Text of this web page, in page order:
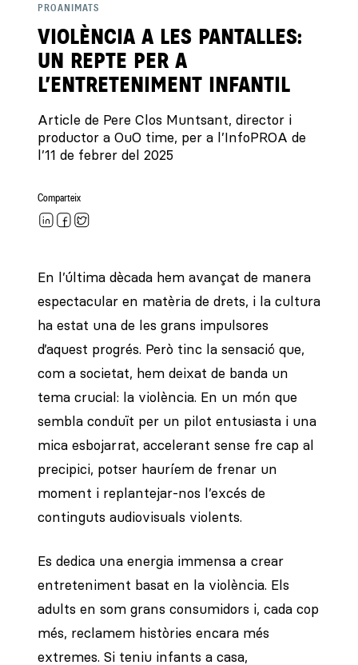
PROANIMATS
VIOLÈNCIA A LES PANTALLES:
UN REPTE PER A
L’ENTRETENIMENT INFANTIL
Article de Pere Clos Muntsant, director i
productor a OuO time, per a l’InfoPROA de
l’11 de febrer del 2025
Comparteix
En l’última dècada hem avançat de manera
espectacular en matèria de drets, i la cultura
ha estat una de les grans impulsores
d’aquest progrés. Però tinc la sensació que,
com a societat, hem deixat de banda un
tema crucial: la violència. En un món que
sembla conduït per un pilot entusiasta i una
mica esbojarrat, accelerant sense fre cap al
precipici, potser hauríem de frenar un
moment i replantejar-nos l’excés de
continguts audiovisuals violents.
Es dedica una energia immensa a crear
entreteniment basat en la violència. Els
adults en som grans consumidors i, cada cop
més, reclamem històries encara més
extremes. Si teniu infants a casa,